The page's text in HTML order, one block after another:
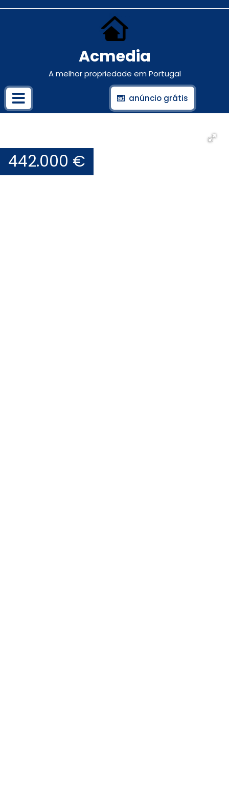
Acmedia
A melhor propriedade em Portugal
anúncio grátis
442.000 €